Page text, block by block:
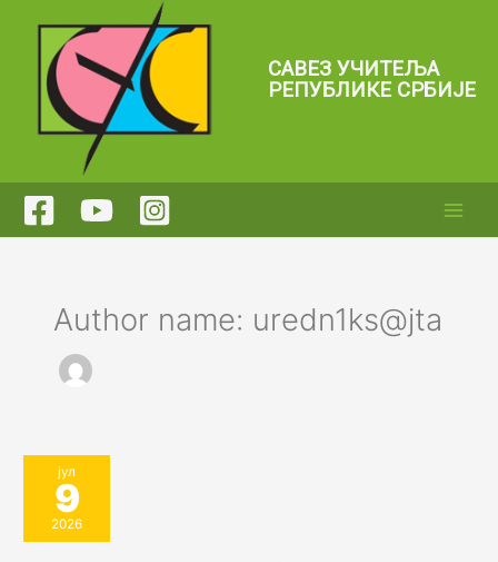
садржај
САВЕЗ УЧИТЕЉА
РЕПУБЛИКЕ СРБИЈЕ
Author name: uredn1ks@jta
јул
9
2026